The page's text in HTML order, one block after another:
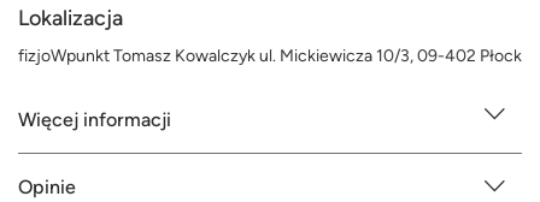
Lokalizacja
fizjoWpunkt Tomasz Kowalczyk ul. Mickiewicza 10/3, 09-402 Płock
Więcej informacji
Opinie